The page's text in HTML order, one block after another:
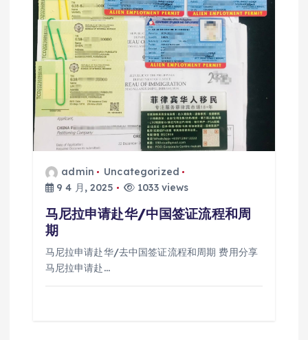
admin
Uncategorized
9 4 月, 2025
1033 views
马尼拉申请赴华/中国签证流程和周
期
马尼拉申请赴华/去中国签证流程和周期 费用分享
马尼拉申请赴…